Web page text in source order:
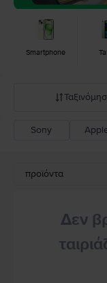
Smartphone
Σύσταση Flip
Sony
προϊόντα
Δεν